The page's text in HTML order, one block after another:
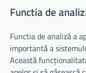
Functia de
Functia de analiză a
importantă a
Această